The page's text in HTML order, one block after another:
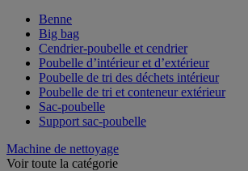
Benne
Big bag
Cendrier-poubelle et cendrier
Poubelle d’intérieur et d’extérieur
Poubelle de tri des déchets intérieur
Poubelle de tri et conteneur extérieur
Sac-poubelle
Support sac-poubelle
Machine de nettoyage
Voir toute la catégorie